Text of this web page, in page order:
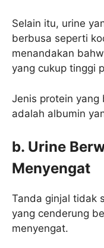
Selain itu, urine
berbusa seperti
menandakan
yang cukup tinggi
Jenis protein
adalah albumin
b. Urine
Menyengat
Tanda ginjal tidak
yang cenderung
menyengat.